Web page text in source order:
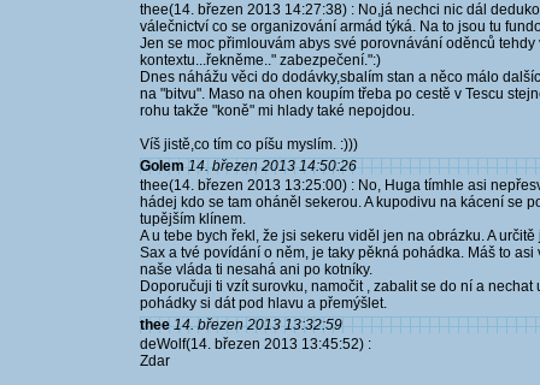
thee(14. březen 2013 14:27:38) : No,já nechci nic dál
válečnictví co se organizování armád týká. Na to jsou tu
Jen se moc přimlouvám abys své porovnávání oděnců
kontextu...řekněme.." zabezpečení.":)
Dnes náhážu věci do dodávky,sbalím stan a něco málo
na "bitvu". Maso na ohen koupím třeba po cestě v Tescu
rohu takže "koně" mi hlady také nepojdou.
Víš jistě,co tím co píšu myslím. :)))
Golem 14. březen 2013 14:50:26
thee(14. březen 2013 13:25:00) : No, Huga tímhle asi
hádej kdo se tam oháněl sekerou. A kupodivu na kácení se
tupějším klínem.
A u tebe bych řekl, že jsi sekeru viděl jen na obrázku. A
Sax a tvé povídání o něm, je taky pěkná pohádka. Máš to
naše vláda ti nesahá ani po kotníky.
Doporučuji ti vzít surovku, namočit , zabalit se do ní a
pohádky si dát pod hlavu a přemýšlet.
thee 14. březen 2013 13:32:59
deWolf(14. březen 2013 13:45:52) :
Zdar